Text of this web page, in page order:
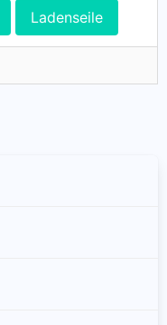
Ladenseile